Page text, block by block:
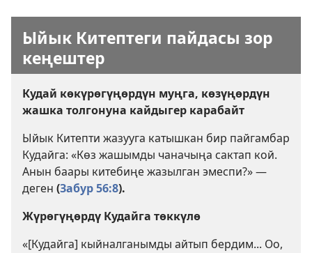
Ыйык Китептеги пайдасы зор
кеңештер
Кудай көкүрөгүңөрдүн муңга, көзүңөрдүн
жашка толгонуна кайдыгер карабайт
Ыйык Китепти жазууга катышкан бир пайгамбар
Кудайга: «Көз жашымды чаначыңа сактап кой.
Анын баары китебиңе жазылган эмеспи?» —
деген (Забур 56:8).
Жүрөгүңөрдү Кудайга төккүлө
«[Кудайга] кыйналганымды айтып бердим... Оо,